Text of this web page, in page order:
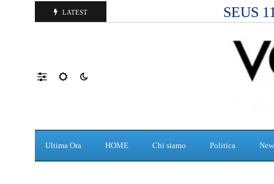
LATEST SEUS
Ultima Ora HOME Chi siamo Politica